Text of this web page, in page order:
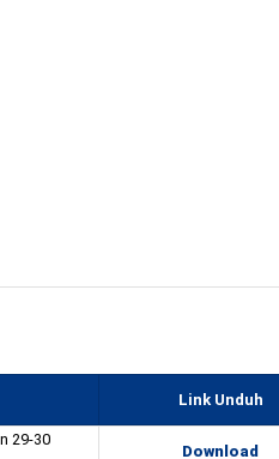
Link Unduh
29-30
Download